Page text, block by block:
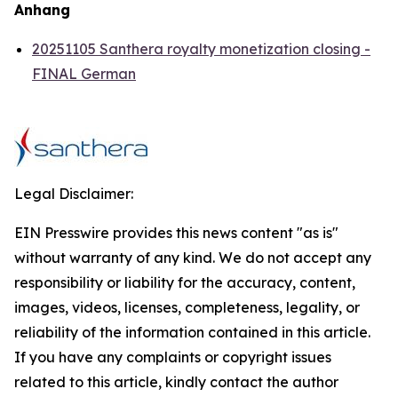
Anhang
20251105 Santhera royalty monetization closing -
FINAL German
Legal Disclaimer:
EIN Presswire provides this news content "as is"
without warranty of any kind. We do not accept any
responsibility or liability for the accuracy, content,
images, videos, licenses, completeness, legality, or
reliability of the information contained in this article.
If you have any complaints or copyright issues
related to this article, kindly contact the author